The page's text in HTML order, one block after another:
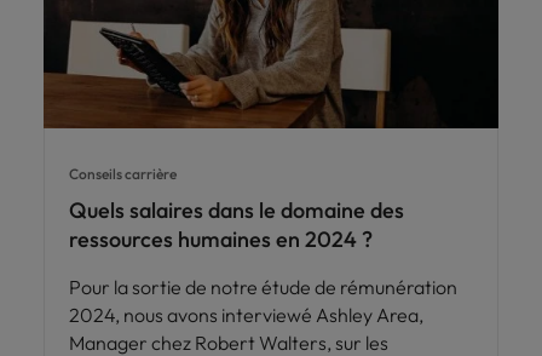
Conseils carrière
Quels salaires dans le domaine des
ressources humaines en 2024 ?
Pour la sortie de notre étude de rémunération
2024, nous avons interviewé Ashley Area,
Manager chez Robert Walters, sur les